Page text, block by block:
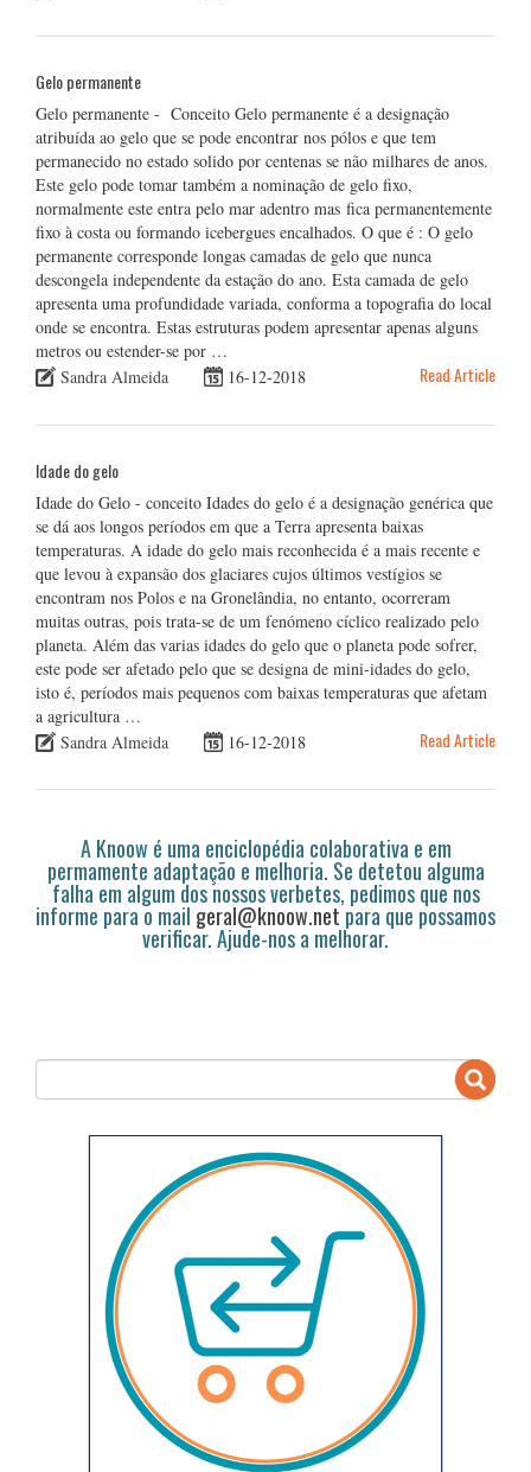
Gelo permanente
Gelo permanente - Conceito Gelo permanente é a designação
atribuída ao gelo que se pode encontrar nos pólos e que tem
permanecido no estado solido por centenas se não milhares de anos.
Este gelo pode tomar também a nominação de gelo fixo,
normalmente este entra pelo mar adentro mas fica permanentemente
fixo à costa ou formando icebergues encalhados. O que é : O gelo
permanente corresponde longas camadas de gelo que nunca
descongela independente da estação do ano. Esta camada de gelo
apresenta uma profundidade variada, conforma a topografia do local
onde se encontra. Estas estruturas podem apresentar apenas alguns
metros ou estender-se por …
Sandra Almeida
16-12-2018 Read Article
Idade do gelo
Idade do Gelo - conceito Idades do gelo é a designação genérica que
se dá aos longos períodos em que a Terra apresenta baixas
temperaturas. A idade do gelo mais reconhecida é a mais recente e
que levou à expansão dos glaciares cujos últimos vestígios se
encontram nos Polos e na Gronelândia, no entanto, ocorreram
muitas outras, pois trata-se de um fenómeno cíclico realizado pelo
planeta. Além das varias idades do gelo que o planeta pode sofrer,
este pode ser afetado pelo que se designa de mini-idades do gelo,
isto é, períodos mais pequenos com baixas temperaturas que afetam
a agricultura …
Sandra Almeida
16-12-2018 Read Article
A Knoow é uma enciclopédia colaborativa e em
permamente adaptação e melhoria. Se detetou alguma
falha em algum dos nossos verbetes, pedimos que nos
informe para o mail geral@knoow.netpara que possamos
verificar. Ajude-nos a melhorar.